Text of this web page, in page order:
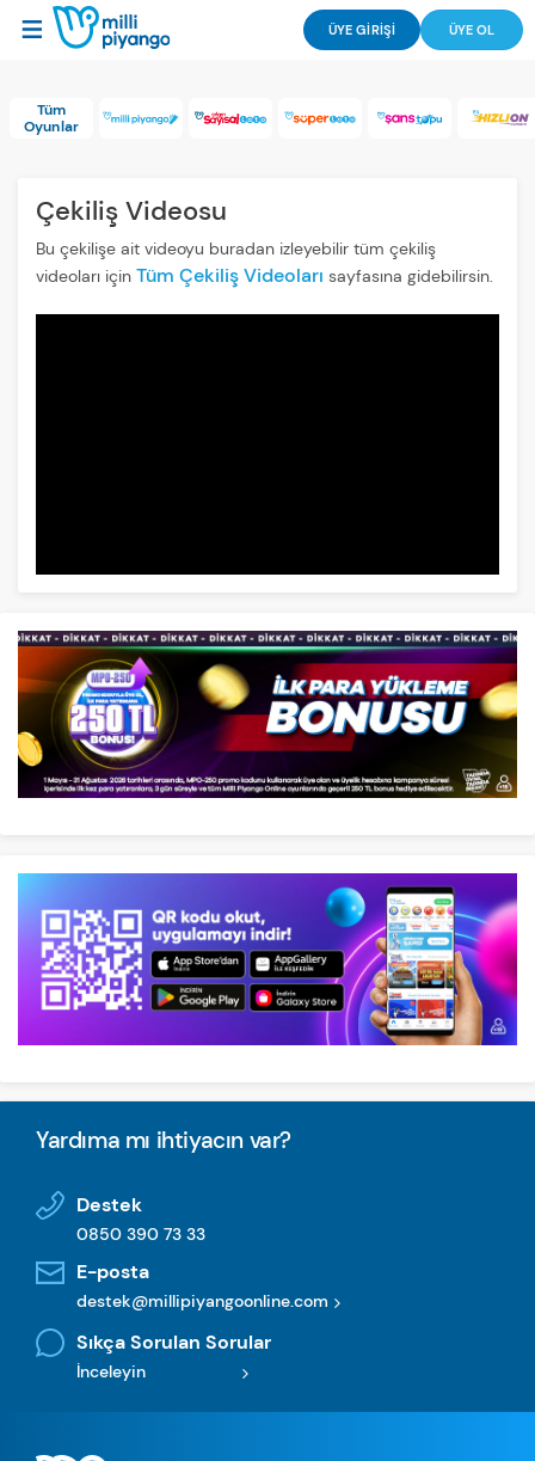
ÜYE GİRİŞİ ÜYE OL
Tüm
Oyunlar
Çekiliş Videosu
Bu çekilişe ait videoyu buradan izleyebilir tüm çekiliş
videoları için Tüm Çekiliş Videoları sayfasına gidebilirsin.
Yardıma mı ihtiyacın var?
Destek
0850 390 73 33
E-posta
destek@millipiyangoonline.com
Sıkça Sorulan Sorular
İnceleyin